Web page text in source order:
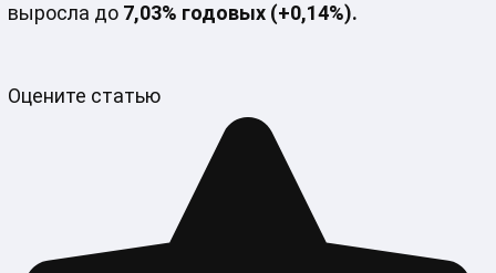
выросла до 7,03% годовых (+0,14%).
Оцените статью